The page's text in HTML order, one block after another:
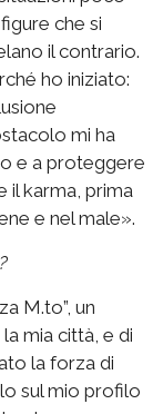
che si
il contrario.
ho iniziato:
mi ha
e a proteggere
il karma, prima
e nel male».
M.to”, un
mia città, e di
la forza di
sul mio profilo